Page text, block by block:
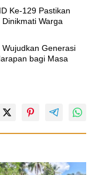
Ke-129 Pastikan
Warga
Generasi
bagi Masa